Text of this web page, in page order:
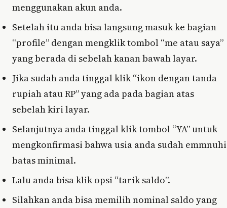
menggunakan akun anda.
Setelah itu anda bisa langsung masuk ke bagian
“profile” dengan mengklik tombol “me atau saya”
yang berada di sebelah kanan bawah layar.
Jika sudah anda tinggal klik “ikon dengan tanda
rupiah atau RP” yang ada pada bagian atas
sebelah kiri layar.
Selanjutnya anda tinggal klik tombol “YA” untuk
mengkonfirmasi bahwa usia anda sudah emmnuhi
batas minimal.
Lalu anda bisa klik opsi “tarik saldo”.
Silahkan anda bisa memilih nominal saldo yang